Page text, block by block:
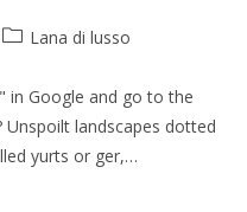
Lana di lusso
in Google and go to the
landscapes dotted
yurts or ger,…